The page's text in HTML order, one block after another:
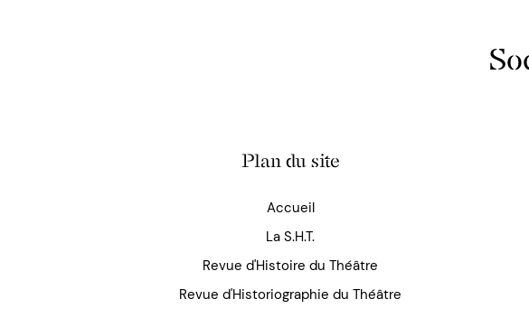
Plan du site
Accueil
La S.H.T.
Revue d'Histoire du Théâtre
Revue d'Historiographie du Théâtre